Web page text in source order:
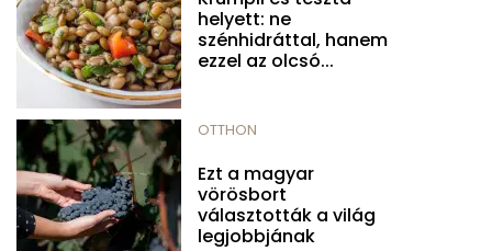
helyett: ne
szénhidráttal, hanem
ezzel az olcsó...
OTTHON
Ezt a magyar
vörösbort
választották a világ
legjobbjának